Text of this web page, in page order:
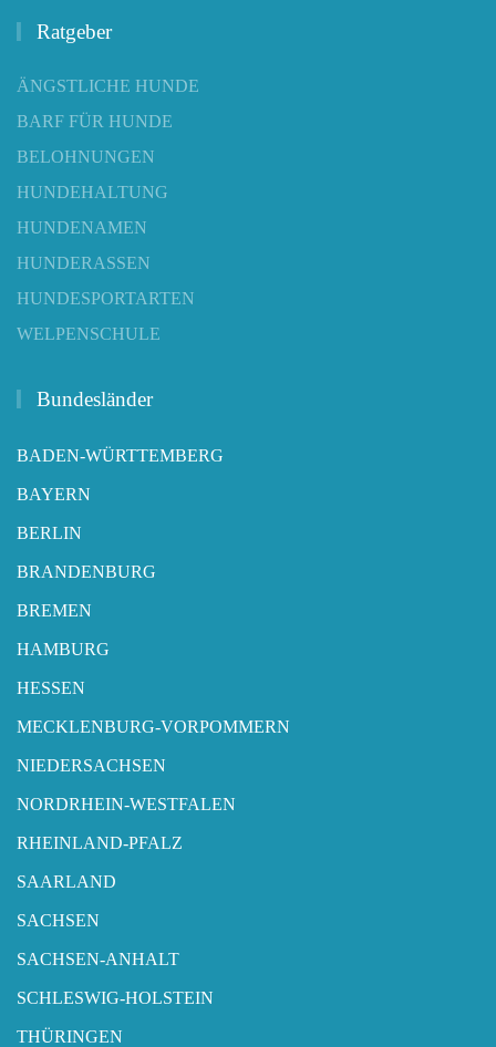
Ratgeber
ÄNGSTLICHE HUNDE
BARF FÜR HUNDE
BELOHNUNGEN
HUNDEHALTUNG
HUNDENAMEN
HUNDERASSEN
HUNDESPORTARTEN
WELPENSCHULE
Bundesländer
BADEN-WÜRTTEMBERG
BAYERN
BERLIN
BRANDENBURG
BREMEN
HAMBURG
HESSEN
MECKLENBURG-VORPOMMERN
NIEDERSACHSEN
NORDRHEIN-WESTFALEN
RHEINLAND-PFALZ
SAARLAND
SACHSEN
SACHSEN-ANHALT
SCHLESWIG-HOLSTEIN
THÜRINGEN